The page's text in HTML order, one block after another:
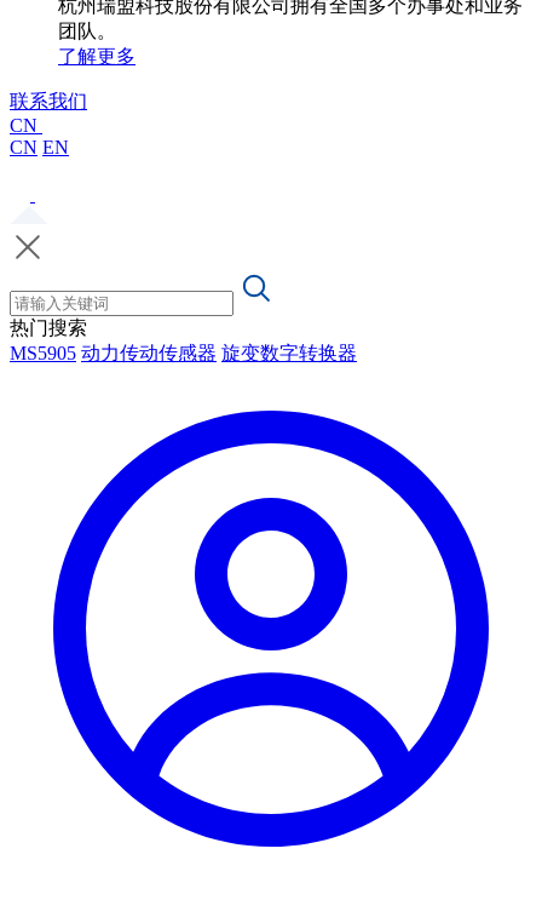
杭州瑞盟科技股份有限公司拥有全国多个办事处和业务
团队。
了解更多
联系我们
CN
CN EN
热门搜索
MS5905 动力传动传感器 旋变数字转换器